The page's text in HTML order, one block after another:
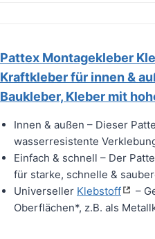
Pattex Montagekleber
Kraftkleber für innen &
Baukleber, Kleber mit
Innen & außen – Dieser
wasserresistente
Einfach & schnell – Der
für starke, schnelle &
Universeller Klebstoff
–
Oberflächen*, z.B. als